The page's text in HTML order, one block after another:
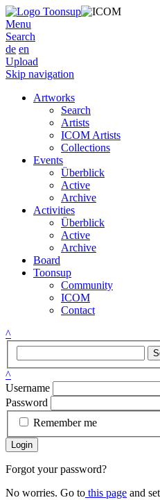
Menu
Search
de en
Upload
Skip navigation
Artworks
Search
Artists
ICOM Artists
Collections
Events
Überblick
Active
Archive
Activities
Überblick
Active
Archive
Board
Toonsup
Community
ICOM
Contact
^
^
Username
Password
Remember me
Login
Forgot your password?
No worries. Go to this page and